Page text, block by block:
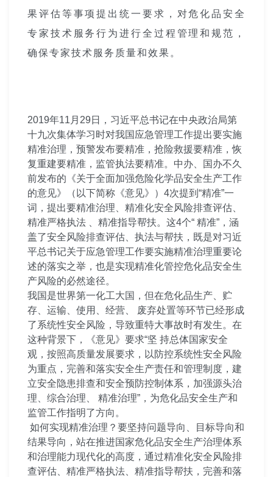
果评估等事项提出统一要求，对危化品安全
专家技术服务行为进行全过程管理和规范，
确保专家技术服务质量和效果。
2019年11月29日，习近平总书记在中央政治局第
十九次集体学习时对我国应急管理工作提出要实施
精准治理，预警发布要精准，抢险救援要精准，恢
复重建要精准，监管执法要精准。中办、国办不久
前发布的《关于全面加强危险化学品安全生产工作
的意见》（以下简称《意见》）4次提到“精准”一
词，提出要精准治理、精准化安全风险排查评估、
精准严格执法 、精准指导帮扶。这4个“ 精准”，涵
盖了安全风险排查评估、执法与帮扶，既是对习近
平总书记关于应急管理工作要实施精准治理重要论
述的落实之举，也是实现精准化管控危化品安全生
产风险的必然途径。
我国是世界第一化工大国，但在危化品生产、贮
存、运输、使用、经营、 废弃处置等环节已经形成
了系统性安全风险，导致重特大事故时有发生。在
这种背景下，《意见》要求“坚 持总体国家安全
观，按照高质量发展要求，以防控系统性安全风险
为重点，完善和落实安全生产责任和管理制度，建
立安全隐患排查和安全预防控制体系，加强源头治
理、综合治理、 精准治理”，为危化品安全生产和
监管工作指明了方向。
如何实现精准治理？要坚持问题导向、目标导向和
结果导向，站在推进国家危化品安全生产治理体系
和治理能力现代化的高度，通过精准化安全风险排
查评估、精准严格执法、精准指导帮扶，完善和落